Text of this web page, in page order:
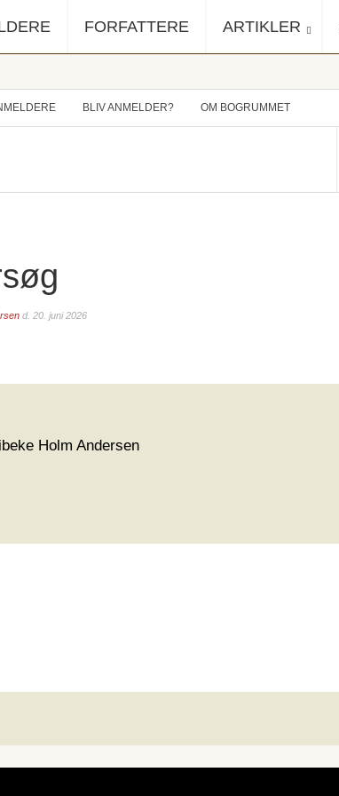
FORFATTERE ARTIKLER
BLIV ANMELDER? OM BOGRUMMET
d. 20. juni 2026
Holm Andersen